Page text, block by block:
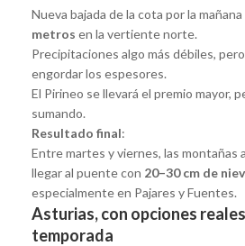
Nueva bajada de la cota por la
metros en la vertiente norte.
Precipitaciones algo más débiles,
engordar los espesores.
El Pirineo se llevará el premio mayor,
sumando.
Resultado final:
Entre martes y viernes, las montañas
llegar al puente con 20–30 cm de
especialmente en Pajares y Fuentes.
Asturias, con opciones
temporada